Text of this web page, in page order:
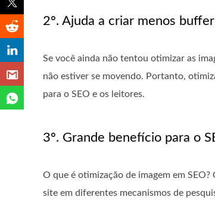
2º. Ajuda a criar menos
Se você ainda não tentou otimizar as
não estiver se movendo. Portanto,
para o SEO e os leitores.
3º. Grande benefício para o
O que é otimização de imagem em
site em diferentes mecanismos de